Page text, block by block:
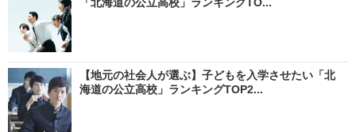
【地元の社会人が選ぶ】子どもを入学させたい「北
海道の公立高校」ランキングTOP2...